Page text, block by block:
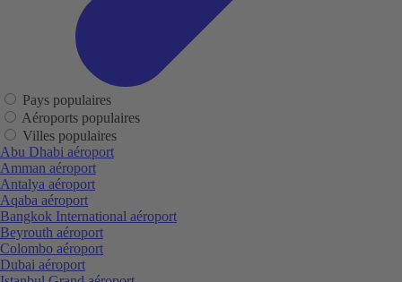
Pays populaires
Aéroports populaires
Villes populaires
Abu Dhabi aéroport
Amman aéroport
Antalya aéroport
Aqaba aéroport
Bangkok International aéroport
Beyrouth aéroport
Colombo aéroport
Dubai aéroport